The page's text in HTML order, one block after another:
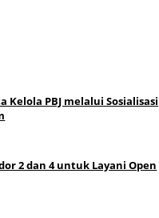
PBJ melalui Sosialisasi
2 dan 4 untuk Layani Open